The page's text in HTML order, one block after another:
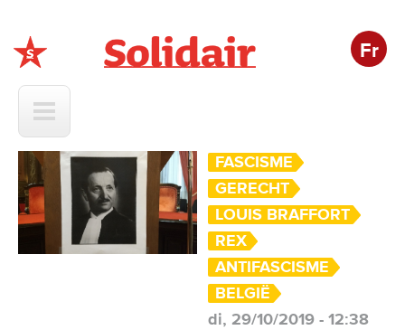
Fr
FASCISME
GERECHT
LOUIS BRAFFORT
REX
ANTIFASCISME
BELGIË
di, 29/10/2019 - 12:38